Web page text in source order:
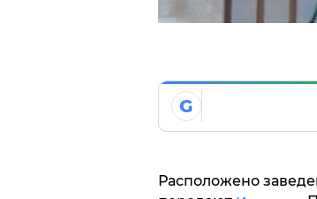
G
Расположено